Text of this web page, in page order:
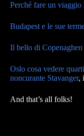
Perché fare un viaggio
Budapest e le sue
Il bello di Copenaghen
Oslo cosa vedere
noncurante Stavanger,
And that’s all folks!